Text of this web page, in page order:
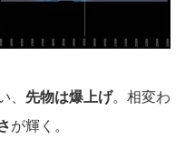
、 先物は爆上げ。相変わ
が輝く。